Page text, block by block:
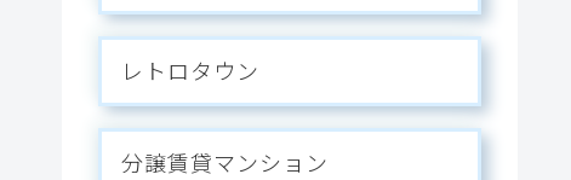
レトロタウン
分譲賃貸マンション